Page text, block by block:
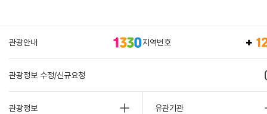
관광안내 지역번호
관광정보 수정/신규요청
관광정보 유관기관